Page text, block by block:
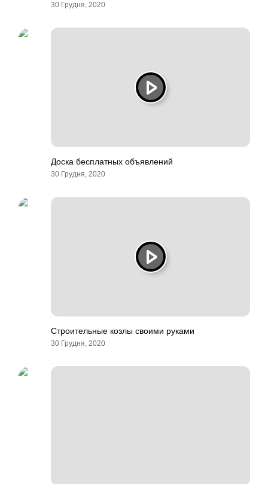
30 Грудня, 2020
Доска бесплатных объявлений
30 Грудня, 2020
Строительные козлы своими руками
30 Грудня, 2020